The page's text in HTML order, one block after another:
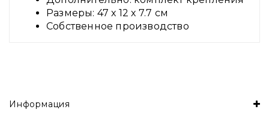
Размеры: 47 х 12 х 7.7 см
Собственное производство
Информация